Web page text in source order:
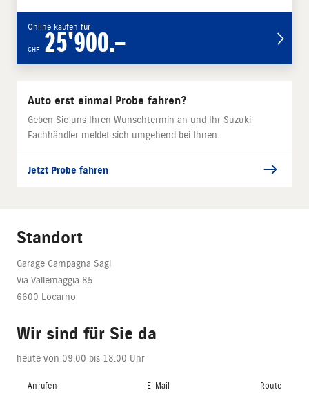
Online kaufen für
CHF 25'900.–
Auto erst einmal Probe fahren?
Geben Sie uns Ihren Wunschtermin an und Ihr Suzuki
Fachhändler meldet sich umgehend bei Ihnen.
Jetzt Probe fahren
Standort
Garage Campagna Sagl
Via Vallemaggia 85
6600 Locarno
Wir sind für Sie da
heute von 09:00 bis 18:00 Uhr
Anrufen E-Mail Route